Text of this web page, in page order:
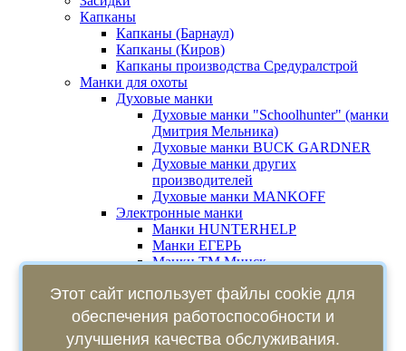
Капканы
Капканы (Барнаул)
Капканы (Киров)
Капканы производства Средуралстрой
Манки для охоты
Духовые манки
Духовые манки "Schoolhunter" (манки
Дмитрия Мельника)
Духовые манки BUCK GARDNER
Духовые манки других
производителей
Духовые манки MANKOFF
Электронные манки
Манки HUNTERHELP
Манки ЕГЕРЬ
Манки ТМ Минск
Муляжи, чучела, профиля
Профили, чучела птиц
Чучела уток
Чучела, профили гусей
Этот сайт использует файлы cookie для
обеспечения работоспособности и
улучшения качества обслуживания.